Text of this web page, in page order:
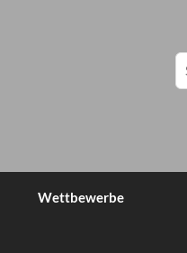
Wettbewerbe